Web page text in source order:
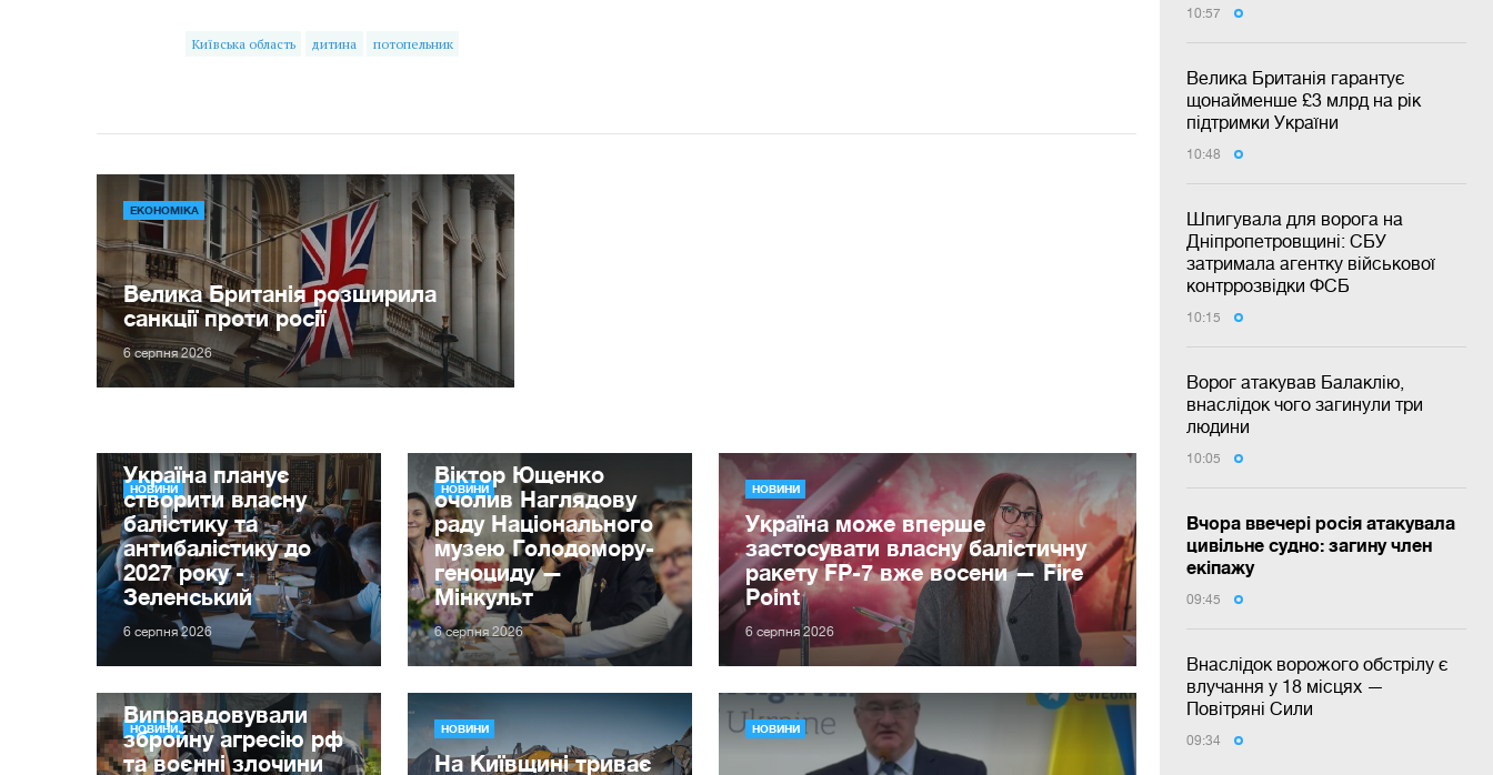
10:57
Велика Британія гарантує
щонайменше £3 млрд на рік
підтримки України
10:48
Шпигувала для ворога на
Дніпропетровщині: СБУ
затримала агентку військової
контррозвідки ФСБ
10:15
Ворог атакував Балаклію,
внаслідок чого загинули три
людини
10:05
Вчора ввечері росія атакувала
цивільне судно: загину член
екіпажу
09:45
Внаслідок ворожого обстрілу є
влучання у 18 місцях —
Повітряні Сили
09:34
Київська область дитина потопельник
ЕКОНОМІКА
Велика Британія розширила
санкції проти росії
6 серпня 2026
НОВИНИ
Україна планує
створити власну
балістику та
антибалістику до
2027 року -
Зеленський
6 серпня 2026
НОВИНИ
Віктор Ющенко
очолив Наглядову
раду Національного
музею Голодомору-
геноциду —
Мінкульт
6 серпня 2026
НОВИНИ
Україна може вперше
застосувати власну балістичну
ракету FP-7 вже восени — Fire
Point
6 серпня 2026
НОВИНИ
Виправдовували
збройну агресію рф
та воєнні злочини
НОВИНИ
На Київщині триває
НОВИНИ